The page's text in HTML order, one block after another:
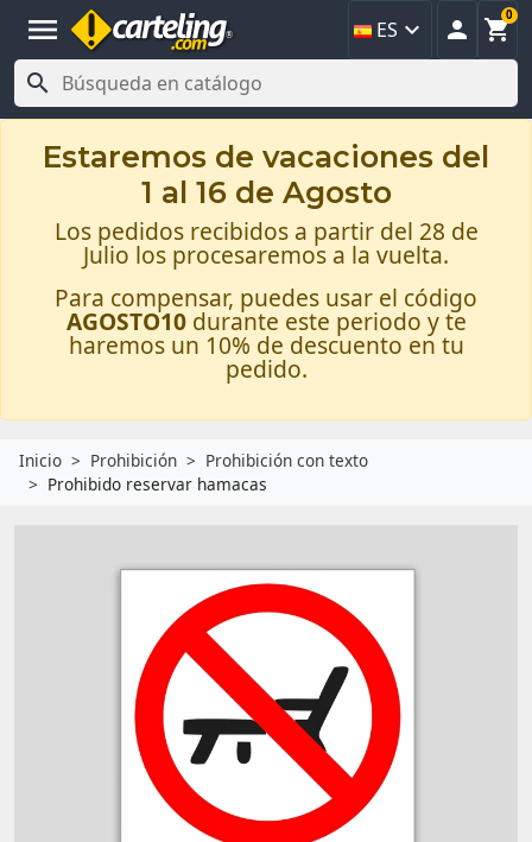
menu ES   
0

Estaremos de vacaciones del
1 al 16 de Agosto
Los pedidos recibidos a partir del 28 de
Julio los procesaremos a la vuelta.
Para compensar, puedes usar el código
AGOSTO10 durante este periodo y te
haremos un 10% de descuento en tu
pedido.
Inicio Prohibición
Prohibición con texto
Prohibido reservar hamacas